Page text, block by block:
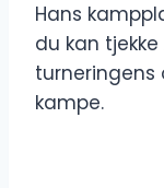
Hans
du kan
kampe.